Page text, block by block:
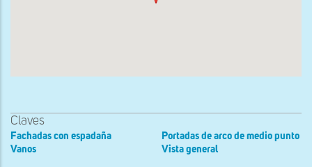
Claves
Fachadas con espadaña
Vanos
Portadas de arco de medio punto
Vista general